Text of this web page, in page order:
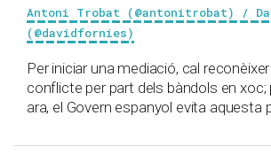
Antoni Trobat (@antonitrobat) /
(@davidfornies)
Per iniciar una mediació, cal
conflicte per part dels bàndols en xoc;
ara, el Govern espanyol evita aquesta